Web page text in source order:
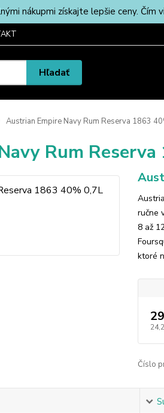
nákupmi získajte lepšie ceny. Čím
Hľadať
Austrian Empire Navy Rum Reserva 1863
Rum Reserva
ručne
8 až
ktoré
Číslo